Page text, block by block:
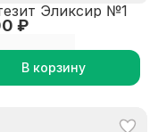
₽
Эликсир №1
В корзину